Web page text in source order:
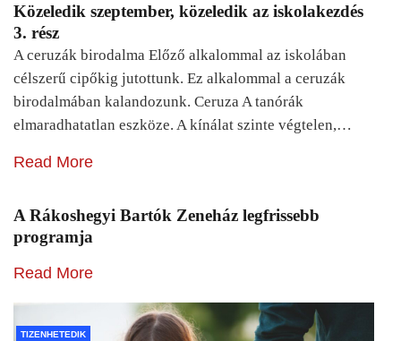
Közeledik szeptember, közeledik az iskolakezdés
3. rész
A ceruzák birodalma Előző alkalommal az iskolában
célszerű cipőkig jutottunk. Ez alkalommal a ceruzák
birodalmában kalandozunk. Ceruza A tanórák
elmaradhatatlan eszköze. A kínálat szinte végtelen,…
Read More
A Rákoshegyi Bartók Zeneház legfrissebb
programja
Read More
TIZENHETEDIK